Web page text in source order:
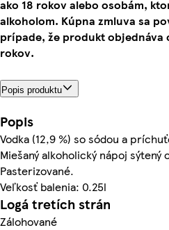
ako 18 rokov alebo osobám,
alkoholom. Kúpna zmluva sa
prípade, že produkt objednáva
rokov.
Popis produktu
Popis
Vodka (12,9 %) so sódou a
Miešaný alkoholický nápoj sýtený
Pasterizované.
Veľkosť balenia: 0.25l
Logá tretích strán
Zálohované